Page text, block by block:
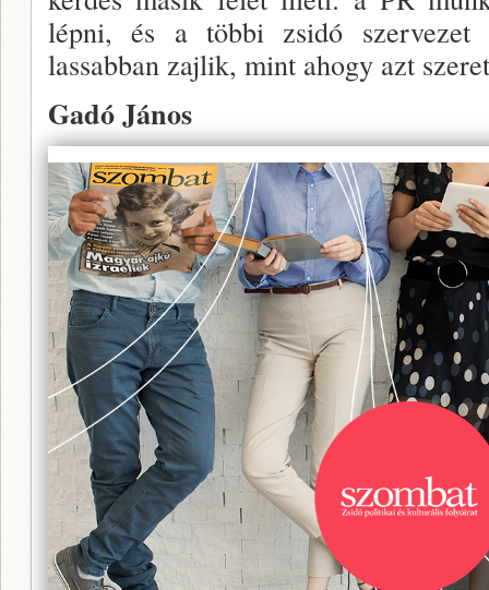
lépni, és a többi zsidó szervezet
lassabban zajlik, mint ahogy azt
Gadó János